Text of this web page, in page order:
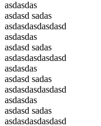
asdasdas
asdasd sadas
asdasdasdasdasd
asdasdas
asdasd sadas
asdasdasdasdasd
asdasdas
asdasd sadas
asdasdasdasdasd
asdasdas
asdasd sadas
asdasdasdasdasd